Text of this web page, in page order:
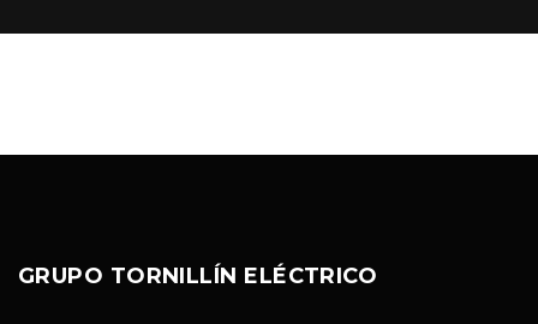
GRUPO TORNILLÍN ELÉCTRICO